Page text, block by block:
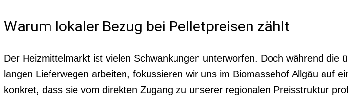
Warum lokaler Bezug bei Pelletpreisen zählt
Der Heizmittelmarkt ist vielen Schwankungen unterworfen. Doch während die
langen Lieferwegen arbeiten, fokussieren wir uns im Biomassehof Allgäu auf
konkret, dass sie vom direkten Zugang zu unserer regionalen Preisstruktur